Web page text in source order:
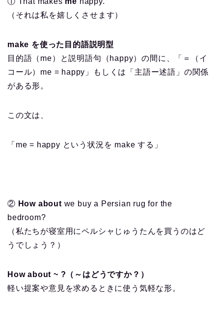
（それは私を嬉しくさせます）
make を使った目的語説明型
目的語（me）と説明語句（happy）の間に、「＝（イ
コール）me = happy」もしくは「主語ー述語」の関係
がある形。
この文は、
「me = happy という状況を make する」
② How about we buy a Persian rug for the
bedroom?
（私たちが寝室用にペルシャじゅうたんを買うのはど
うでしょう？）
How about ~ ?（～はどうですか？）
軽い提案や意見を求めるときに使う気軽な形。